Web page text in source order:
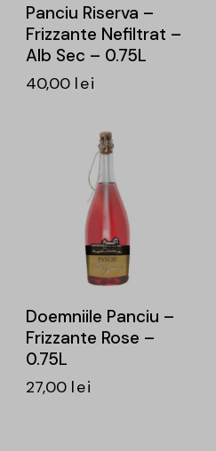
Panciu Riserva –
Frizzante Nefiltrat –
Alb Sec – 0.75L
40,00 lei
Doemniile Panciu –
Frizzante Rose –
0.75L
27,00 lei